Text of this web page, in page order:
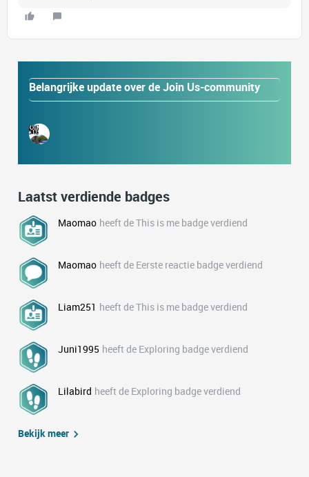
Belangrijke update over de Join Us-community
Laatst verdiende badges
Maomao heeft de This is me badge verdiend
Maomao heeft de Eerste reactie badge verdiend
Liam251 heeft de This is me badge verdiend
Juni1995 heeft de Exploring badge verdiend
Lilabird heeft de Exploring badge verdiend
Bekijk meer